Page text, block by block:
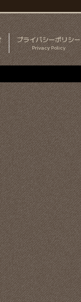
プライバシーポリシー
Privacy Policy